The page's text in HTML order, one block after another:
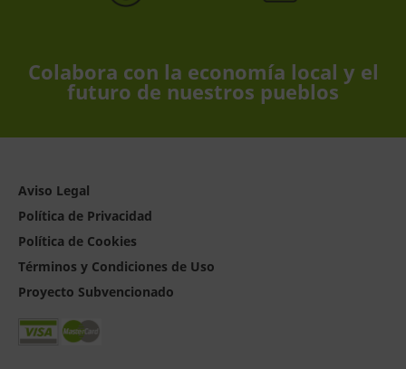
Colabora con la economía local y el
futuro de nuestros pueblos
Aviso Legal
Política de Privacidad
Política de Cookies
Términos y Condiciones de Uso
Proyecto Subvencionado